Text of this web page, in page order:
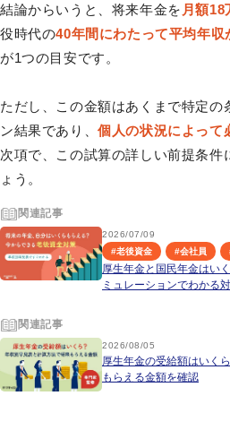
結論からいうと、将来年金を 月額18
役時代の40年間にわたって平均年収
が1つの目安です。
ただし、この金額はあくまで特定の
ン結果であり、個人の状況によって
次項で、この試算の詳しい前提条件
ょう。
関連記事
2026/07/09
#老後資金 #会社員
厚生年金と国民年金はい
ミュレーションでわかる
関連記事
2026/08/05
厚生年金の受給額はいく
もらえる金額を確認